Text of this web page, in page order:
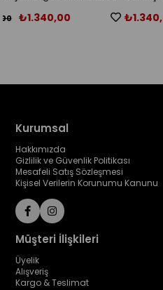
Babet
₺1.340,00
Kurumsal
Hakkımızda
Gizlilik ve Güvenlik Politikası
Mesafeli Satış Sözleşmesi
Kişisel Verilerin Korunumu Kanunu
Müşteri İlişkileri
Üyelik
Alışveriş
Kargo & Teslimat